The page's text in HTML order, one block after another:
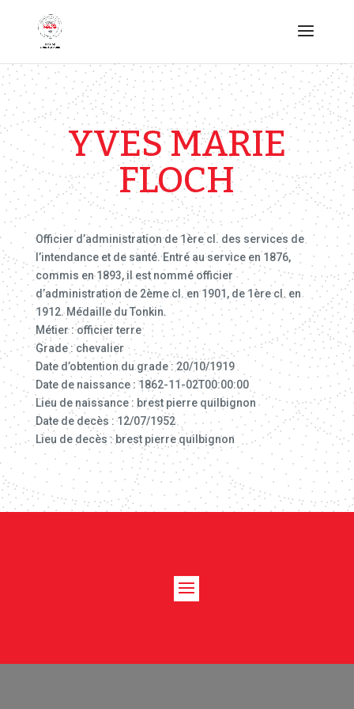
YVES MARIE
FLOCH
Officier d’administration de 1ère cl. des services de
l’intendance et de santé. Entré au service en 1876,
commis en 1893, il est nommé officier
d’administration de 2ème cl. en 1901, de 1ère cl. en
1912. Médaille du Tonkin.
Métier : officier terre
Grade : chevalier
Date d’obtention du grade : 20/10/1919
Date de naissance : 1862-11-02T00:00:00
Lieu de naissance : brest pierre quilbignon
Date de decès : 12/07/1952
Lieu de decès : brest pierre quilbignon